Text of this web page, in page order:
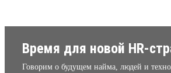
Время для новой HR-
Говорим о будущем найма, людей и